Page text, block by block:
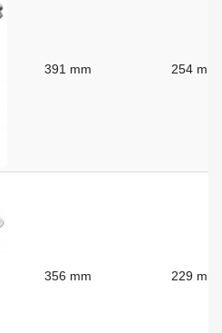
391 mm 254 mm
356 mm 229 mm